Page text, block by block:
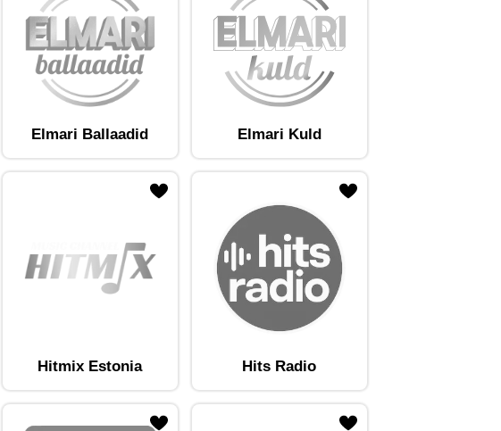
Elmari Ballaadid Elmari Kuld
Hitmix Estonia Hits Radio